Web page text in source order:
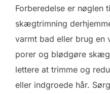
Forberedelse er nøglen
skægtrimning
varmt bad eller brug en
porer og blødgøre
lettere at trimme og
eller indgroede hår.